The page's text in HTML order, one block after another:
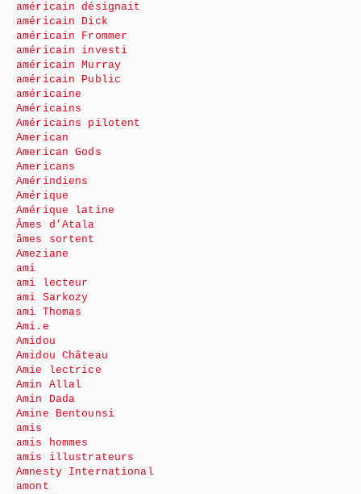
américain désignait
américain Dick
américain Frommer
américain investi
américain Murray
américain Public
américaine
Américains
Américains pilotent
American
American Gods
Americans
Amérindiens
Amérique
Amérique latine
Âmes d’Atala
âmes sortent
Ameziane
ami
ami lecteur
ami Sarkozy
ami Thomas
Ami.e
Amidou
Amidou Château
Amie lectrice
Amin Allal
Amin Dada
Amine Bentounsi
amis
amis hommes
amis illustrateurs
Amnesty International
amont